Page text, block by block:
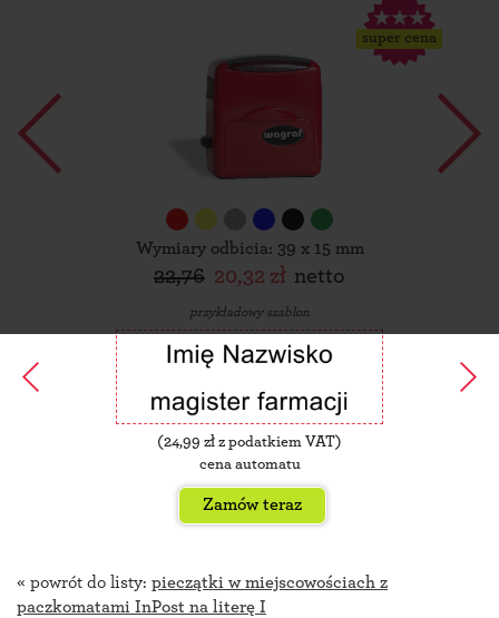
super cena
Wymiary odbicia: 39 x 15 mm
22,76 20,32 zł netto
przykładowy szablon
(24,99 zł z podatkiem VAT)
cena automatu
Zamów teraz
« powrót do listy: pieczątki w miejscowościach z
paczkomatami InPost na literę I